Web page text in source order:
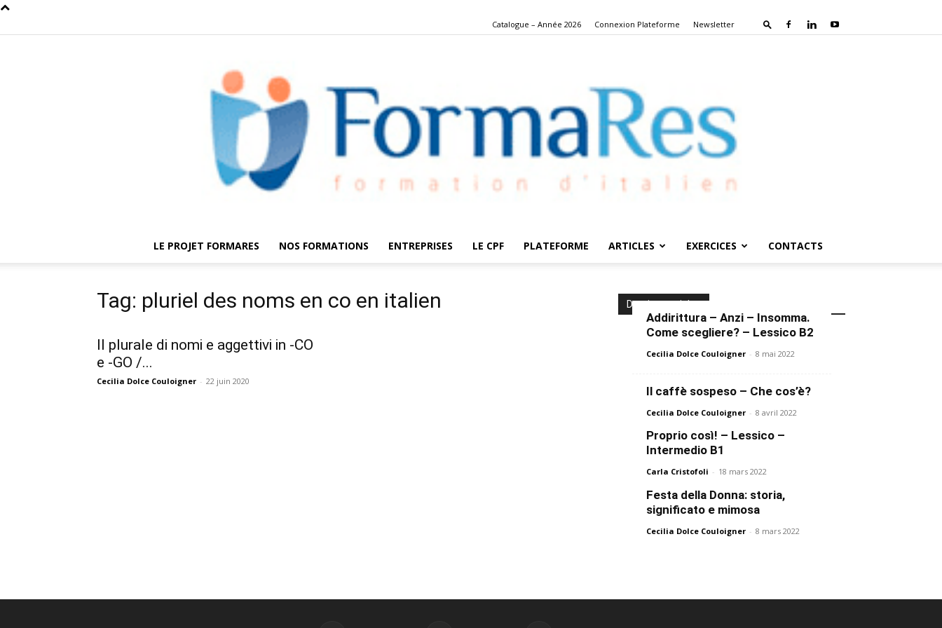
Catalogue – Année 2026 Connexion Plateforme Newsletter
LE PROJET FORMARES NOS FORMATIONS ENTREPRISES LE CPF PLATEFORME ARTICLES EXERCICES CONTACTS
Tag: pluriel des noms en co en italien
Il plurale di nomi e aggettivi in -CO
e -GO /...
Cecilia Dolce Couloigner - 22 juin 2020
Derniers articles
Addirittura – Anzi – Insomma.
Come scegliere? – Lessico B2
Cecilia Dolce Couloigner - 8 mai 2022
Il caffè sospeso – Che cos’è?
Cecilia Dolce Couloigner - 8 avril 2022
Proprio così! – Lessico –
Intermedio B1
Carla Cristofoli - 18 mars 2022
Festa della Donna: storia,
significato e mimosa
Cecilia Dolce Couloigner - 8 mars 2022